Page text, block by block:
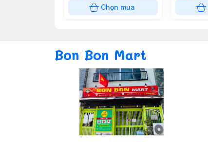
Chọn mua
Bon Bon Mart